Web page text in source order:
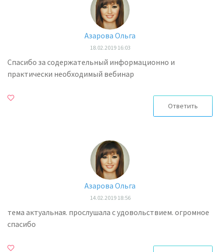
Азарова Ольга
18.02.2019 16:03
Спасибо за содержательный информационно и
практически необходимый вебинар
Ответить
Азарова Ольга
14.02.2019 18:56
тема актуальная. прослушала с удовольствием. огромное
спасибо